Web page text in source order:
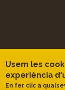
Usem les
experiència
En fer clic a